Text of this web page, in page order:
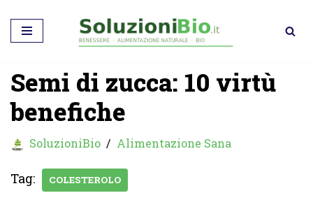
Vai
contenuto
Semi di zucca: 10 virtù
benefiche
SoluzioniBio Alimentazione Sana
Tag: COLESTEROLO